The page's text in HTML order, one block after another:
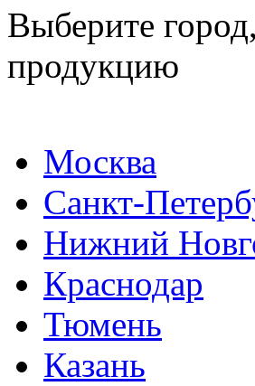
Выберите
продукцию
Москва
Санкт-
Нижний
Краснодар
Тюмень
Казань